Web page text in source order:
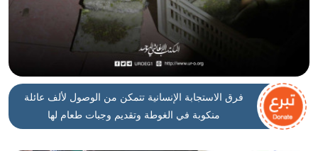
فرق الاستجابة الإنسانية تتمكن من الوصول لألف عائلة
منكوبة في الغوطة وتقديم وجبات طعام لها